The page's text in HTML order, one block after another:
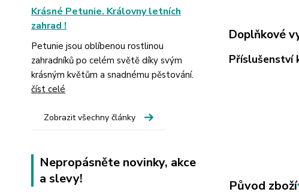
Krásné Petunie. Královny letních
zahrad !
Petunie jsou oblíbenou rostlinou
zahradníků po celém světě díky svým
krásným květům a snadnému pěstování.
číst celé
Zobrazit všechny články
Nepropásněte novinky, akce
a slevy!
Doplňkové
Příslušenství
Původ zboží